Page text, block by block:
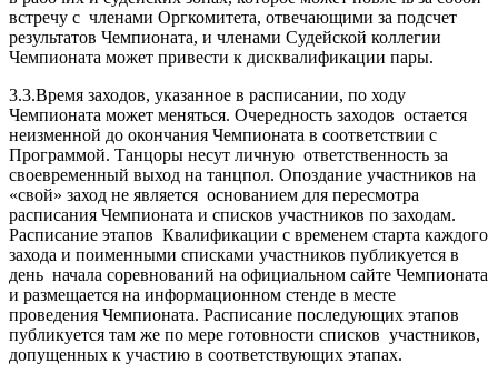
встречу с членами Оргкомитета, отвечающими за подсчет
результатов Чемпионата, и членами Судейской коллегии
Чемпионата может привести к дисквалификации пары.
3.3.Время заходов, указанное в расписании, по ходу
Чемпионата может меняться. Очередность заходов остается
неизменной до окончания Чемпионата в соответствии с
Программой. Танцоры несут личную ответственность за
своевременный выход на танцпол. Опоздание участников на
«свой» заход не является основанием для пересмотра
расписания Чемпионата и списков участников по заходам.
Расписание этапов Квалификации с временем старта каждого
захода и поименными списками участников публикуется в
день начала соревнований на официальном сайте Чемпионата
и размещается на информационном стенде в месте
проведения Чемпионата. Расписание последующих этапов
публикуется там же по мере готовности списков участников,
допущенных к участию в соответствующих этапах.